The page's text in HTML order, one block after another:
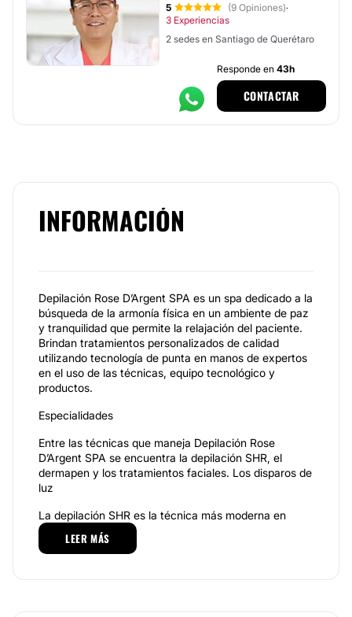
5 (9 Opiniones)·
3 Experiencias
2 sedes en Santiago de Querétaro
Responde en 43h
CONTACTAR
INFORMACIÓN
Depilación Rose D’Argent SPA es un spa dedicado a la
búsqueda de la armonía física en un ambiente de paz
y tranquilidad que permite la relajación del paciente.
Brindan tratamientos personalizados de calidad
utilizando tecnología de punta en manos de expertos
en el uso de las técnicas, equipo tecnológico y
productos.
Especialidades
Entre las técnicas que maneja Depilación Rose
D’Argent SPA se encuentra la depilación SHR, el
dermapen y los tratamientos faciales. Los disparos de
luz
La depilación SHR es la técnica más moderna en
depilación. Busca minimizar tanto el dolor como el
tiempo destinado a realizar la sesión. El especialista
LEER MÁS